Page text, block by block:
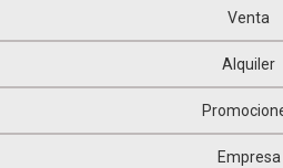
Venta
Alquiler
Empresa